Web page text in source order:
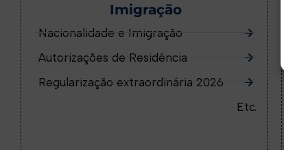
Imigração
Nacionalidade e Imigração
Autorizações de Residência
Regularização extraordinária 2026
Etc.